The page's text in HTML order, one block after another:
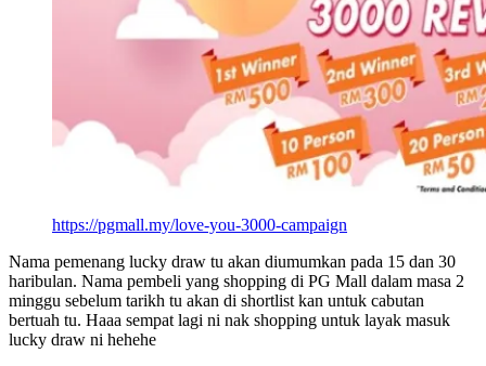
https://pgmall.my/love-you-3000-campaign
Nama pemenang lucky draw tu akan diumumkan pada 15 dan 30
haribulan. Nama pembeli yang shopping di PG Mall dalam masa 2
minggu sebelum tarikh tu akan di shortlist kan untuk cabutan
bertuah tu. Haaa sempat lagi ni nak shopping untuk layak masuk
lucky draw ni hehehe